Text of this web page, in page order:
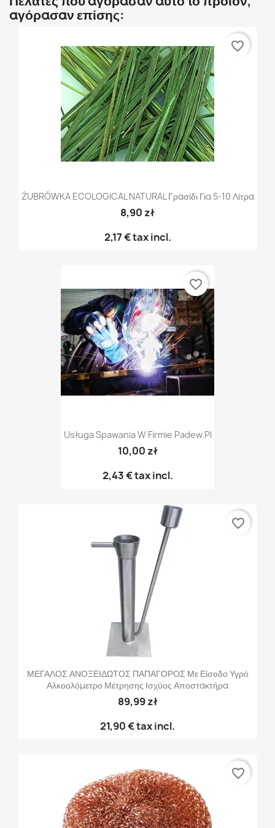
αγόρασαν επίσης:
ŻUBRÓWKA ECOLOGICAL NATURAL Γρασίδι Για 5-10 Λίτρα
8,90 zł
2,17 €tax incl.
favorite_border
Usługa Spawania W Firmie Padew.pl
10,00 zł
2,43 €tax incl.
favorite_border
ΜΕΓΑΛΟΣ ΑΝΟΞΕΙΔΩΤΟΣ ΠΑΠΑΓΟΡΟΣ Με Είσοδο Υγρό
Αλκοολόμετρο Μέτρησης Ισχύος Αποστακτήρα
89,99 zł
21,90 €tax incl.
favorite_border
favorite_border